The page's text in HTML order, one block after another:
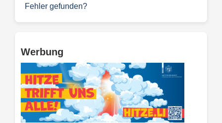
Fehler gefunden?
Werbung